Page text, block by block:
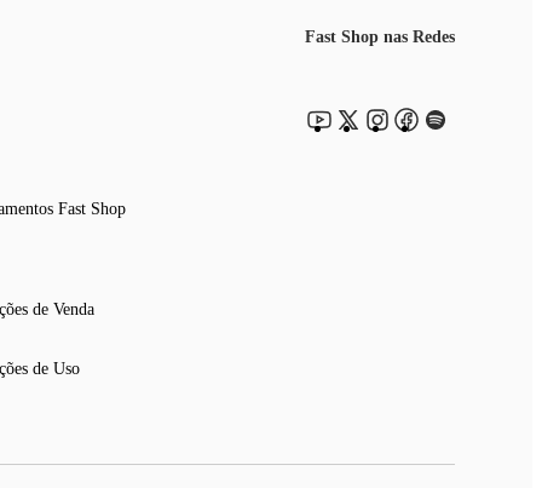
Fast Shop
de Venda
de Uso
Fast Shop nas Redes